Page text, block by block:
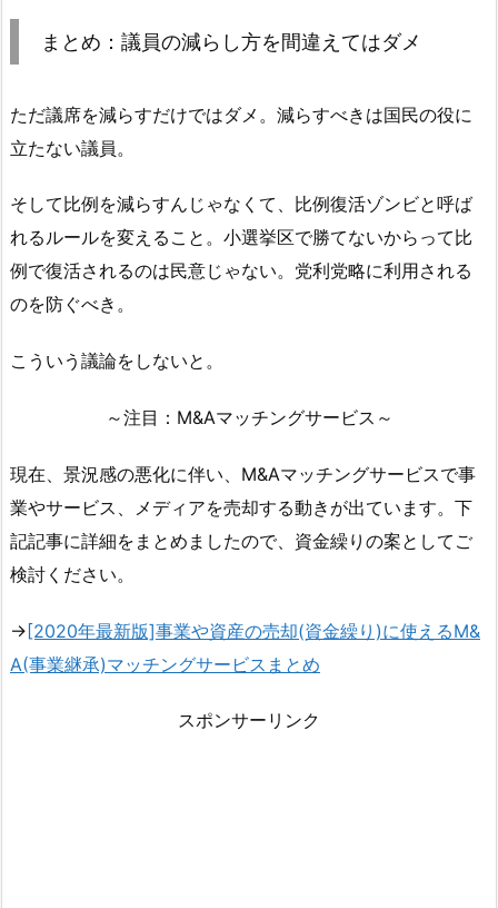
まとめ：議員の減らし方を間違えてはダメ
ただ議席を減らすだけではダメ。減らすべきは国民の役に
立たない議員。
そして比例を減らすんじゃなくて、比例復活ゾンビと呼ば
れるルールを変えること。小選挙区で勝てないからって比
例で復活されるのは民意じゃない。党利党略に利用される
のを防ぐべき。
こういう議論をしないと。
～注目：M&Aマッチングサービス～
現在、景況感の悪化に伴い、M&Aマッチングサービスで事
業やサービス、メディアを売却する動きが出ています。下
記記事に詳細をまとめましたので、資金繰りの案としてご
検討ください。
→[2020年最新版]事業や資産の売却(資金繰り)に使えるM&
A(事業継承)マッチングサービスまとめ
スポンサーリンク